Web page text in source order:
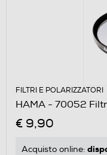
FILTRI E POLARIZZATORI
HAMA - 70052
€ 9,90
Acquisto online: